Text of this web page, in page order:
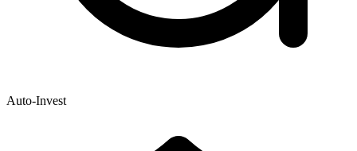
Auto-Invest